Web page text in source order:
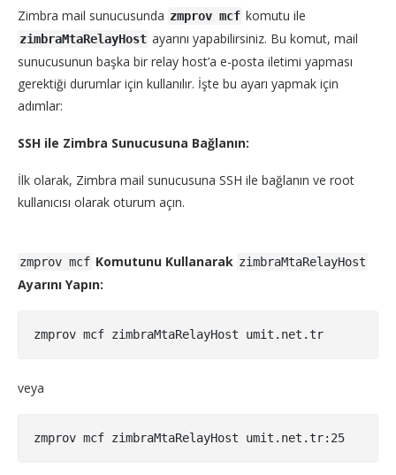
Zimbra mail sunucusunda zmprov mcf komutu ile
zimbraMtaRelayHost ayarını yapabilirsiniz. Bu komut, mail
sunucusunun başka bir relay host’a e-posta iletimi yapması
gerektiği durumlar için kullanılır. İşte bu ayarı yapmak için
adımlar:
SSH ile Zimbra Sunucusuna Bağlanın:
İlk olarak, Zimbra mail sunucusuna SSH ile bağlanın ve root
kullanıcısı olarak oturum açın.
zmprov mcf Komutunu Kullanarak zimbraMtaRelayHost
Ayarını Yapın:
veya